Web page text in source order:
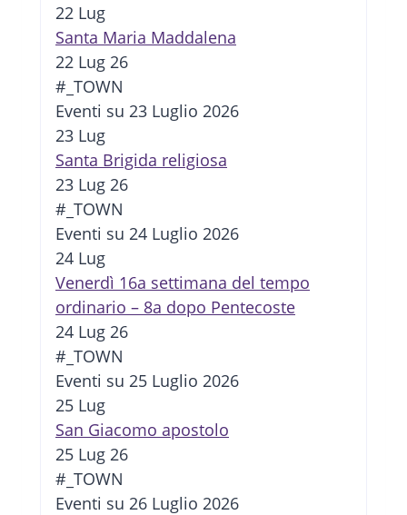
22 Lug
Santa Maria Maddalena
22 Lug 26
#_TOWN
Eventi su 23 Luglio 2026
23 Lug
Santa Brigida religiosa
23 Lug 26
#_TOWN
Eventi su 24 Luglio 2026
24 Lug
Venerdì 16a settimana del tempo
ordinario – 8a dopo Pentecoste
24 Lug 26
#_TOWN
Eventi su 25 Luglio 2026
25 Lug
San Giacomo apostolo
25 Lug 26
#_TOWN
Eventi su 26 Luglio 2026